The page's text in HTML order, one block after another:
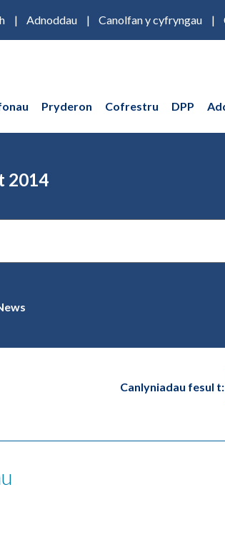
Adnoddau Canolfan y cyfryngau
Pryderon Cofrestru DPP
2014
Canlyniadau fesul t: